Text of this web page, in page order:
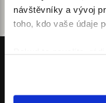
návštěvníky a vývoj
toho, kdo vaše údaje
poloze, které
Identifikovali